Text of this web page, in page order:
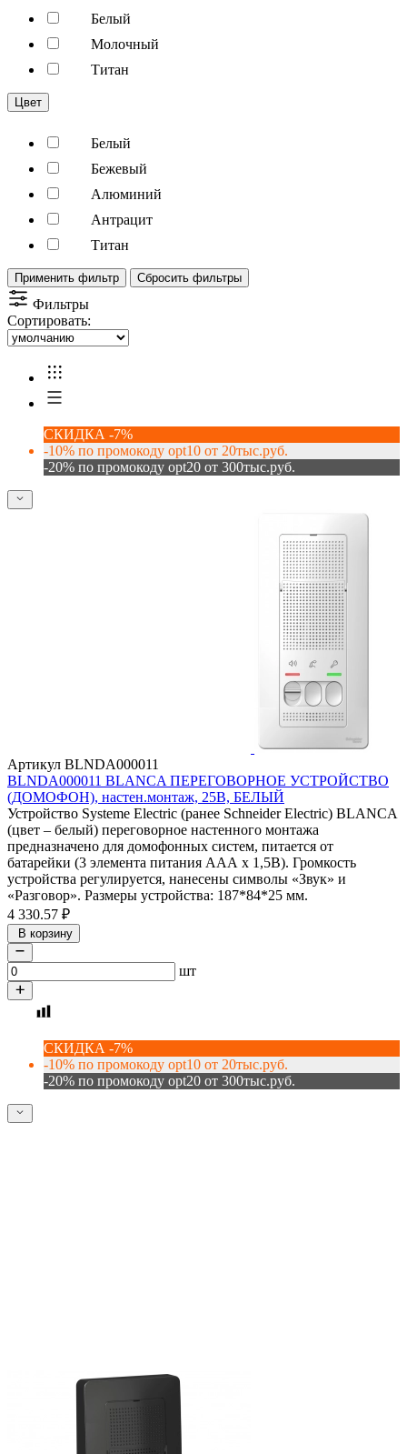
Белый
Молочный
Титан
Цвет
Белый
Бежевый
Алюминий
Антрацит
Титан
Применить фильтр Сбросить фильтры
Фильтры
Сортировать:
СКИДКА -7%
-10% по промокоду opt10 от 20тыс.руб.
-20% по промокоду opt20 от 300тыс.руб.
Артикул BLNDA000011
BLNDA000011 BLANCA ПЕРЕГОВОРНОЕ УСТРОЙСТВО
(ДОМОФОН), настен.монтаж, 25В, БЕЛЫЙ
Устройство Systeme Electric (ранее Schneider Electric) BLANCA
(цвет – белый) переговорное настенного монтажа
предназначено для домофонных систем, питается от
батарейки (3 элемента питания ААА х 1,5В). Громкость
устройства регулируется, нанесены символы «Звук» и
«Разговор». Размеры устройства: 187*84*25 мм.
4 330.57 ₽
В корзину
шт
СКИДКА -7%
-10% по промокоду opt10 от 20тыс.руб.
-20% по промокоду opt20 от 300тыс.руб.